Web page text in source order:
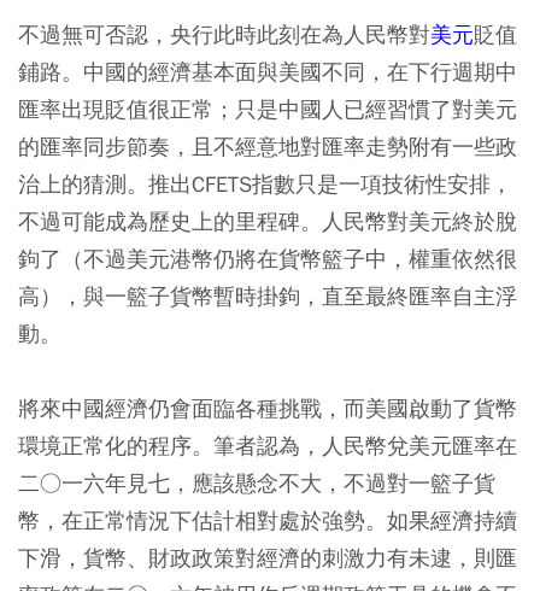
不過無可否認，央行此時此刻在為人民幣對美元貶值
鋪路。中國的經濟基本面與美國不同，在下行週期中
匯率出現貶值很正常；只是中國人已經習慣了對美元
的匯率同步節奏，且不經意地對匯率走勢附有一些政
治上的猜測。推出CFETS指數只是一項技術性安排，
不過可能成為歷史上的里程碑。人民幣對美元終於脫
鉤了（不過美元港幣仍將在貨幣籃子中，權重依然很
高），與一籃子貨幣暫時掛鉤，直至最終匯率自主浮
動。
將來中國經濟仍會面臨各種挑戰，而美國啟動了貨幣
環境正常化的程序。筆者認為，人民幣兌美元匯率在
二○一六年見七，應該懸念不大，不過對一籃子貨
幣，在正常情況下估計相對處於強勢。如果經濟持續
下滑，貨幣、財政政策對經濟的刺激力有未逮，則匯